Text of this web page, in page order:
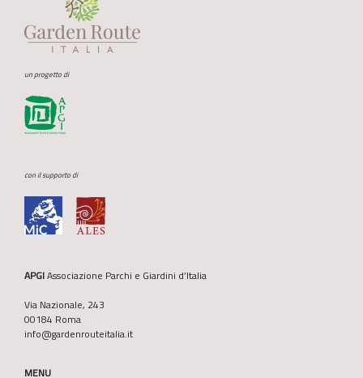
un progetto di
con il supporto di
APGIAssociazione Parchi e Giardini d’Italia
Via Nazionale, 243
00184 Roma
info@gardenrouteitalia.it
MENU